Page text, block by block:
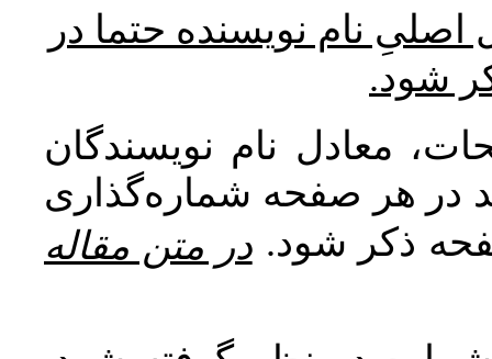
نام نویسنده حتما در
شود.
معادل نام نویسندگان
در هر صفحه شماره‌گذاری
ذکر شود. در متن مقاله